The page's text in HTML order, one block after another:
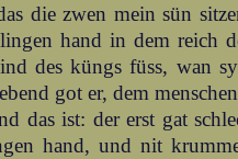
die zwen mein sün
hand in dem reich
des küngs füss, wan
got er, dem
das ist: der erst gat
hand, und nit